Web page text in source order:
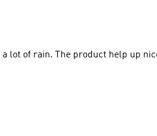
a lot of rain. The product help up